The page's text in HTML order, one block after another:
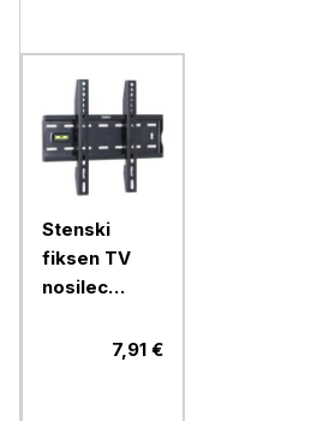
Stenski
fiksen TV
nosilec
7,91 €